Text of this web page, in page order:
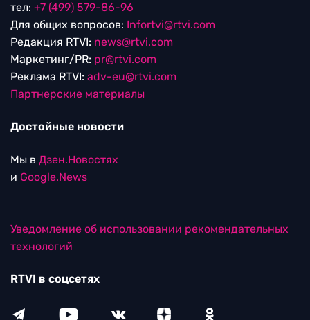
тел: +7 (499) 579-86-96
Для общих вопросов: Infortvi@rtvi.com
Редакция RTVI: news@rtvi.com
Маркетинг/PR: pr@rtvi.com
Реклама RTVI: adv-eu@rtvi.com
Партнерские материалы
Достойные новости
Мы в Дзен.Новостях
и Google.News
Уведомление об использовании рекомендательных
технологий
RTVI в соцсетях